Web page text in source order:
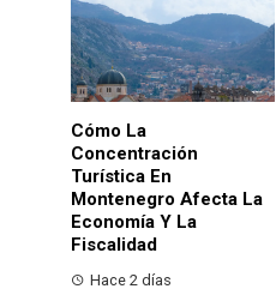
Cómo La
Concentración
Turística En
Montenegro Afecta La
Economía Y La
Fiscalidad
Hace 2 días